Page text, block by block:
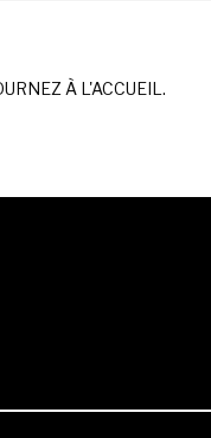
À L'ACCUEIL.